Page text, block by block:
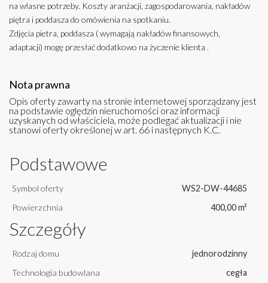
na własne potrzeby. Koszty aranżacji, zagospodarowania, nakładów
piętra i poddasza do omówienia na spotkaniu.
Zdjęcia pietra, poddasza ( wymagają nakładów finansowych,
adaptacji) mogę przesłać dodatkowo na życzenie klienta .
Nota prawna
Opis oferty zawarty na stronie internetowej sporządzany jest
na podstawie oględzin nieruchomości oraz informacji
uzyskanych od właściciela, może podlegać aktualizacji i nie
stanowi oferty określonej w art. 66 i następnych K.C.
Podstawowe
Symbol oferty
WS2-DW-44685
Powierzchnia
400,00 m²
Szczegóły
Rodzaj domu
jednorodzinny
Technologia budowlana
cegła